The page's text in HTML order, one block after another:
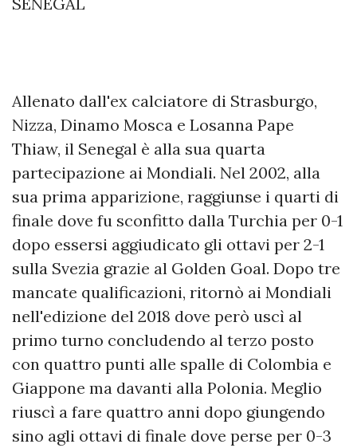
Allenato dall'ex calciatore di Strasburgo,
Nizza, Dinamo Mosca e Losanna Pape
Thiaw, il Senegal è alla sua quarta
partecipazione ai Mondiali. Nel 2002, alla
sua prima apparizione, raggiunse i quarti di
finale dove fu sconfitto dalla Turchia per 0-1
dopo essersi aggiudicato gli ottavi per 2-1
sulla Svezia grazie al Golden Goal. Dopo tre
mancate qualificazioni, ritornò ai Mondiali
nell'edizione del 2018 dove però uscì al
primo turno concludendo al terzo posto
con quattro punti alle spalle di Colombia e
Giappone ma davanti alla Polonia. Meglio
riuscì a fare quattro anni dopo giungendo
sino agli ottavi di finale dove perse per 0-3